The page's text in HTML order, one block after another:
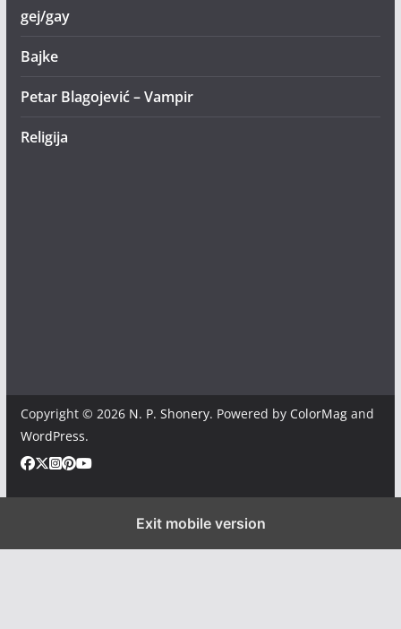
gej/gay
Bajke
Petar Blagojević – Vampir
Religija
Copyright © 2026 N. P. Shonery. Powered by ColorMagand
WordPress.
Exit mobile version